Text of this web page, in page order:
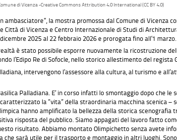
di Vicenza -Creative Commons Attribution 4.0 International (CC BY 4.0)
la mostra promossa dal Comune di Vicenza
Città di Vicenza e Centro Internazionale di Studi di
2025 al 22 febbraio 2026 e prorogata fino all’1 marzo.
è stato possibile esporre nuovamente la ricostruzione
l’Edipo Re di Sofocle, nello storico allestimento del regista
intervengono l’assessore alla cultura, al turismo e
Palladiana. E’ in corso infatti lo smontaggio dopo che
la “vita” della straordinaria macchina scenica –
hanno amplificato la bellezza della storica
risposta del pubblico. Siamo appagati del lavoro fatto
risultato. Abbiamo montato Olimpichetto senza avete
che sarà utile per il trasporto e montaggio in altri luoghi.